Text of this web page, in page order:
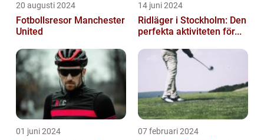
20 augusti 2024
Fotbollsresor Manchester
United
14 juni 2024
Ridläger i Stockholm: Den
perfekta aktiviteten för...
01 juni 2024 07 februari 2024